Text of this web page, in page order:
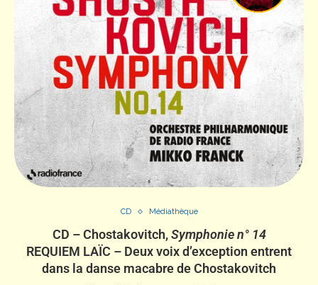
CD Médiathèque
CD – Chostakovitch,Symphonie n° 14
REQUIEM LAÏC – Deux voix d’exception entrent
dans la danse macabre de Chostakovitch